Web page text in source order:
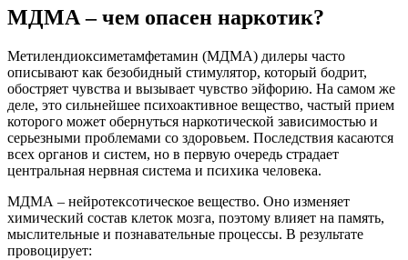
МДМА – чем опасен наркотик?
Метилендиоксиметамфетамин (МДМА) дилеры часто
описывают как безобидный стимулятор, который бодрит,
обостряет чувства и вызывает чувство эйфорию. На самом же
деле, это сильнейшее психоактивное вещество, частый прием
которого может обернуться наркотической зависимостью и
серьезными проблемами со здоровьем. Последствия касаются
всех органов и систем, но в первую очередь страдает
центральная нервная система и психика человека.
МДМА – нейротексотическое вещество. Оно изменяет
химический состав клеток мозга, поэтому влияет на память,
мыслительные и познавательные процессы. В результате
провоцирует: